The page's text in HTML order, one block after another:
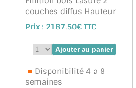
couches diffus Hauteur
980 mm x Largeur 3280
mm avec double vitrage
4/18/4FE
Marque : BIGNON -
Prix : 2187.50€ TTC
Disponibilité 4 a 8
semaines